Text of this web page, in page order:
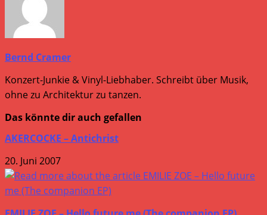
Bernd Cramer
Konzert-Junkie & Vinyl-Liebhaber. Schreibt über Musik,
ohne zu Architektur zu tanzen.
Das könnte dir auch gefallen
AKERCOCKE – Antichrist
20. Juni 2007